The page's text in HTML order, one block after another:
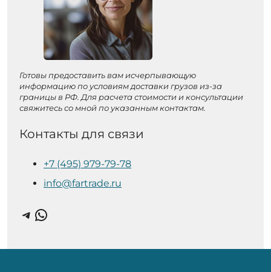
Готовы предоставить вам исчерпывающую
информацию по условиям доставки грузов из-за
границы в РФ. Для расчета стоимости и консультации
свяжитесь со мной по указанным контактам.
Контакты для связи
+7 (495) 979-79-78
info@fartrade.ru
Telegram WhatsApp